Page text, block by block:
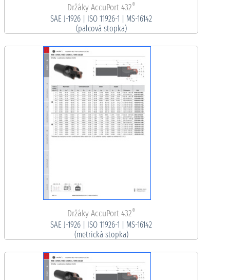
Držáky AccuPort 432®
SAE J-1926 | ISO 11926-1 | MS-16142
(palcová stopka)
Držáky AccuPort 432®
SAE J-1926 | ISO 11926-1 | MS-16142
(metrická stopka)